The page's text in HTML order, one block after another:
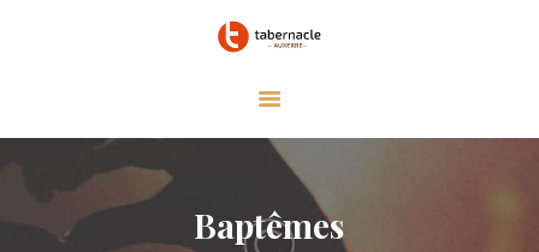
Baptêmes
Le tabernacle
Auxerre
QUI SOMMES-NOUS
CONTACT